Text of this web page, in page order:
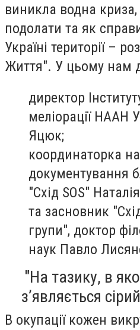
виникла водна
подолати та як
Україні території –
Життя". У цьому нам
директор
меліорації НААН
Яцюк;
координаторка
документування
"Схід SOS"
та засновник
групи", доктор
наук Павло
"На тазику, в
з’являється
В окупації кожен